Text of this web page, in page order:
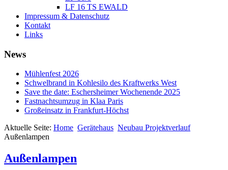
LF 16 TS EWALD
Impressum & Datenschutz
Kontakt
Links
News
Mühlenfest 2026
Schwelbrand in Kohlesilo des Kraftwerks West
Save the date: Eschersheimer Wochenende 2025
Fastnachtsumzug in Klaa Paris
Großeinsatz in Frankfurt-Höchst
Aktuelle Seite: Home Gerätehaus Neubau Projektverlauf
Außenlampen
Außenlampen